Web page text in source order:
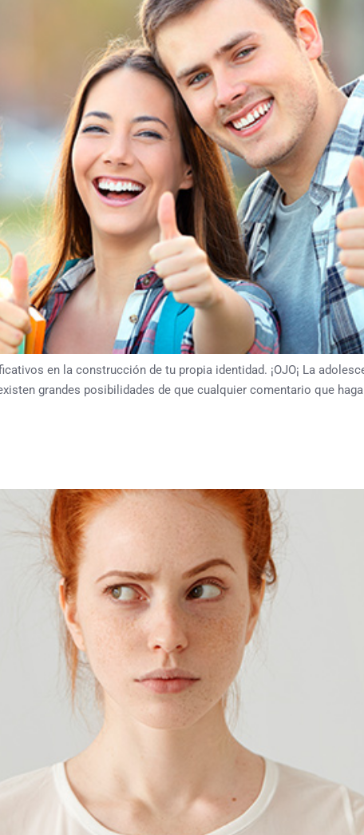
en la construcción de tu propia identidad. ¡OJO¡ La
grandes posibilidades de que cualquier comentario que